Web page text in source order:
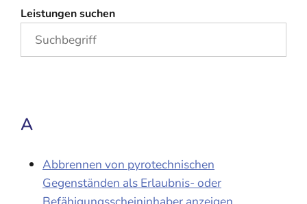
Leistungen suchen
A
Abbrennen von pyrotechnischen
Gegenständen als Erlaubnis- oder